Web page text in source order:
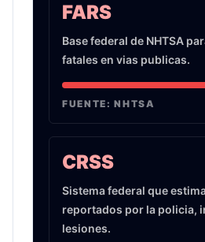
FARS
Base federal de NHTSA
fatales en vias publicas.
FUENTE:NHTSA
CRSS
Sistema federal que
reportados por la policia,
lesiones.